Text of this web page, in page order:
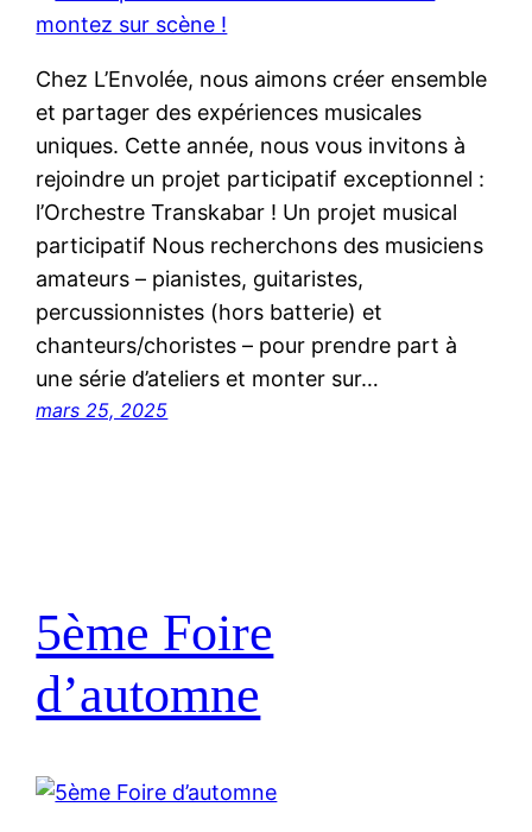
Chez L’Envolée, nous aimons créer ensemble
et partager des expériences musicales
uniques. Cette année, nous vous invitons à
rejoindre un projet participatif exceptionnel :
l’Orchestre Transkabar ! Un projet musical
participatif Nous recherchons des musiciens
amateurs – pianistes, guitaristes,
percussionnistes (hors batterie) et
chanteurs/choristes – pour prendre part à
une série d’ateliers et monter sur…
mars 25, 2025
5ème Foire
d’automne